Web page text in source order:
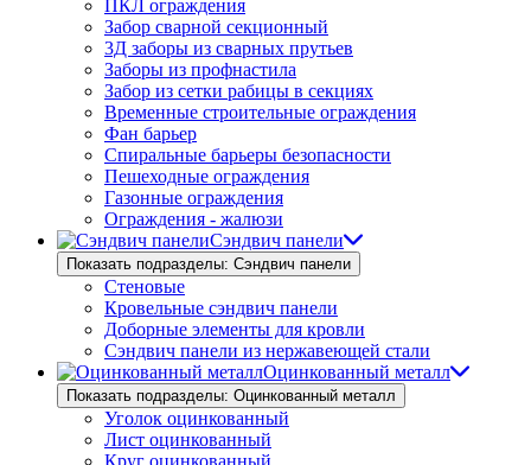
ПКЛ ограждения
Забор сварной секционный
3Д заборы из сварных прутьев
Заборы из профнастила
Забор из сетки рабицы в секциях
Временные строительные ограждения
Фан барьер
Спиральные барьеры безопасности
Пешеходные ограждения
Газонные ограждения
Ограждения - жалюзи
Сэндвич панели
Показать подразделы: Сэндвич панели
Стеновые
Кровельные сэндвич панели
Доборные элементы для кровли
Сэндвич панели из нержавеющей стали
Оцинкованный металл
Показать подразделы: Оцинкованный металл
Уголок оцинкованный
Лист оцинкованный